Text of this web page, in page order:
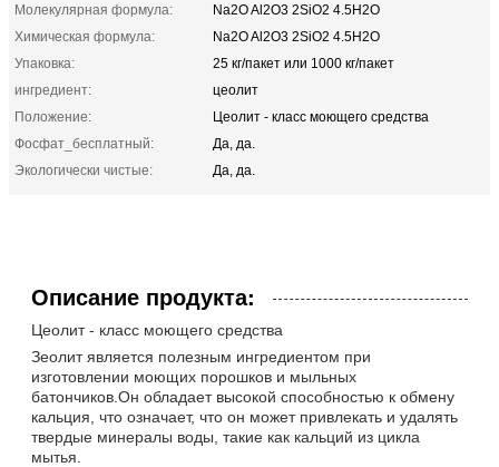
Молекулярная формула:
Na2O Al2O3 2SiO2 4.5H2O
Химическая формула:
Na2O Al2O3 2SiO2 4.5H2O
Упаковка:
25 кг/пакет или 1000 кг/пакет
ингредиент:
цеолит
Положение:
Цеолит - класс моющего средства
Фосфат_бесплатный:
Да, да.
Экологически чистые:
Да, да.
Описание продукта:
Цеолит - класс моющего средства
Зеолит является полезным ингредиентом при
изготовлении моющих порошков и мыльных
батончиков.Он обладает высокой способностью к обмену
кальция, что означает, что он может привлекать и удалять
твердые минералы воды, такие как кальций из цикла
мытья.